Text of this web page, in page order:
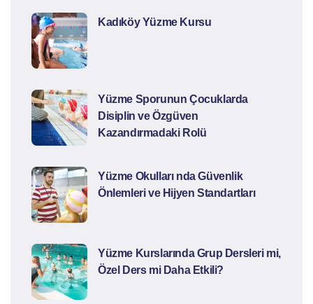
Kadıköy Yüzme Kursu
Yüzme Sporunun Çocuklarda
Disiplin ve Özgüven
Kazandırmadaki Rolü
Yüzme Okulları nda Güvenlik
Önlemleri ve Hijyen Standartları
Yüzme Kurslarında Grup Dersleri mi,
Özel Ders mi Daha Etkili?